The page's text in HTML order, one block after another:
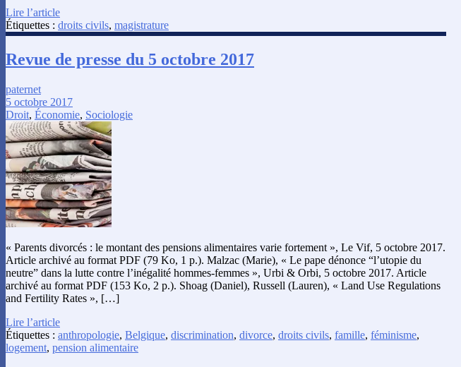
Lire l’article
Étiquettes : droits civils, magistrature
Revue de presse du 5 octobre 2017
paternet
5 octobre 2017
Droit, Économie, Sociologie
« Parents divorcés : le montant des pensions alimentaires varie fortement », Le Vif, 5 octobre 2017.
Article archivé au format PDF (79 Ko, 1 p.). Malzac (Marie), « Le pape dénonce “l’utopie du
neutre” dans la lutte contre l’inégalité hommes-femmes », Urbi & Orbi, 5 octobre 2017. Article
archivé au format PDF (153 Ko, 2 p.). Shoag (Daniel), Russell (Lauren), « Land Use Regulations
and Fertility Rates », […]
Lire l’article
Étiquettes : anthropologie, Belgique, discrimination, divorce, droits civils, famille, féminisme,
logement, pension alimentaire